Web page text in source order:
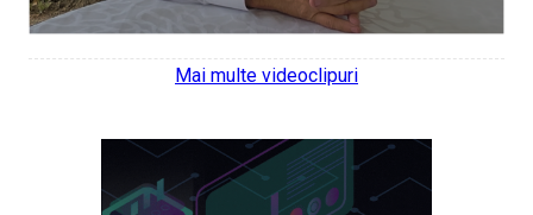
Mai multe videoclipuri